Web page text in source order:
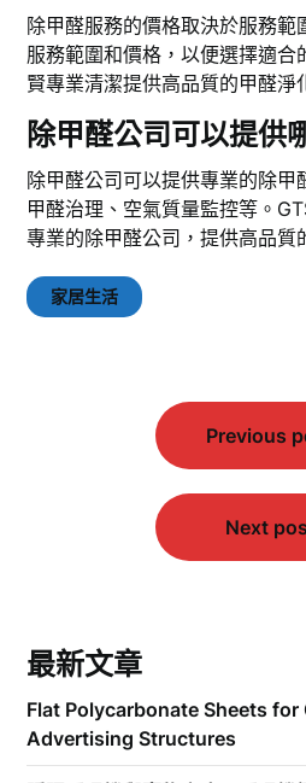
除甲醛服務的價格取決於服務
服務範圍和價格，以便選擇適合
賢專業清潔提供高品質的甲醛淨
除甲醛公司可以提供
除甲醛公司可以提供專業的除甲
甲醛治理、空氣質量監控等。
專業的除甲醛公司，提供高品質
家居生活
Previous
Next
最新文章
Flat Polycarbonate Sheets
Advertising Structures